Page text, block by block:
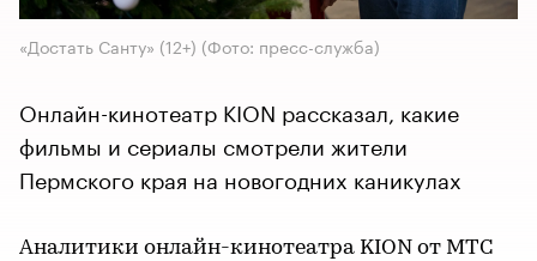
«Достать Санту» (12+) (Фото: пресс-служба)
Онлайн-кинотеатр KION рассказал, какие
фильмы и сериалы смотрели жители
Пермского края на новогодних каникулах
Аналитики онлайн-кинотеатра KION от МТС